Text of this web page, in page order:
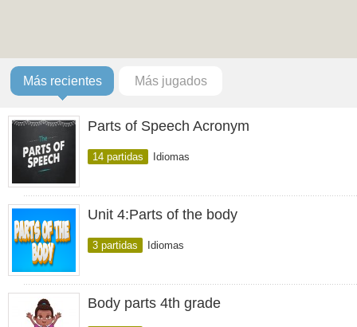
Más recientes Más jugados
Parts of Speech Acronym
14 partidas Idiomas
Unit 4:Parts of the body
3 partidas Idiomas
Body parts 4th grade